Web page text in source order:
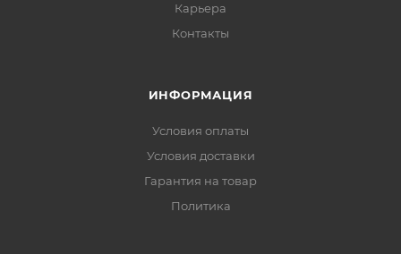
Карьера
Контакты
ИНФОРМАЦИЯ
Условия оплаты
Условия доставки
Гарантия на товар
Политика